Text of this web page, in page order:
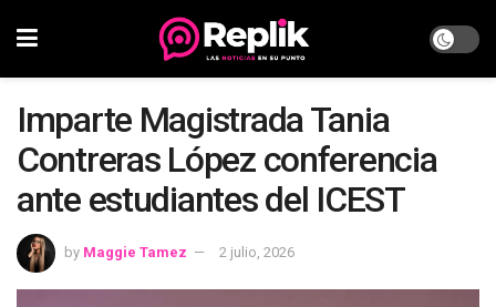
Imparte Magistrada Tania
Contreras López conferencia
ante estudiantes del ICEST
by Maggie Tamez 2 julio, 2026